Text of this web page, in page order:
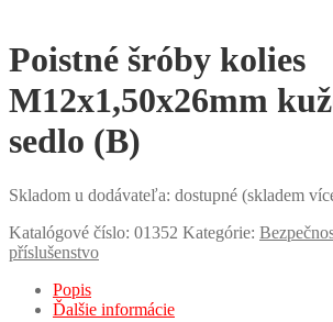
Poistné šróby kolies
M12x1,50x26mm
sedlo (B)
Skladom u dodávateľa: dostupné (skladem
Katalógové číslo: 01352 Kategórie:
příslušenstvo
Popis
Ďalšie informácie